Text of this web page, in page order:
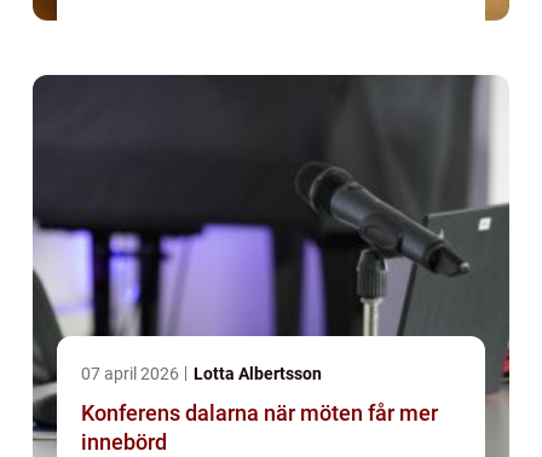
07 april 2026 Lotta Albertsson
Konferens dalarna när möten får mer
innebörd